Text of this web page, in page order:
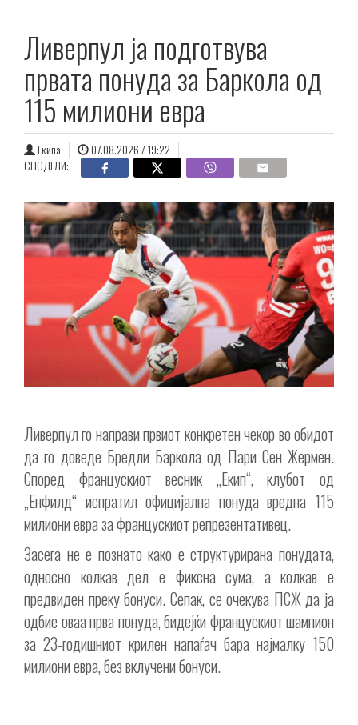
Ливерпул ја подготвува
првата понуда за Баркола од
115 милиони евра
Екипа
07.08.2026 / 19:22
СПОДЕЛИ:
Ливерпул го направи првиот конкретен чекор во обидот
да го доведе Бредли Баркола од Пари Сен Жермен.
Според францускиот весник „Екип“, клубот од
„Енфилд“ испратил официјална понуда вредна 115
милиони евра за францускиот репрезентативец.
Засега не е познато како е структурирана понудата,
односно колкав дел е фиксна сума, а колкав е
предвиден преку бонуси. Сепак, се очекува ПСЖ да ја
одбие оваа прва понуда, бидејќи францускиот шампион
за 23-годишниот крилен напаѓач бара најмалку 150
милиони евра, без вклучени бонуси.